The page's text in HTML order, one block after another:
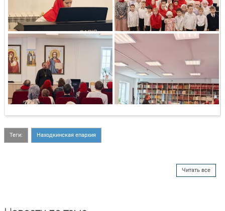
Теги: Находкинская епархия
Читать все